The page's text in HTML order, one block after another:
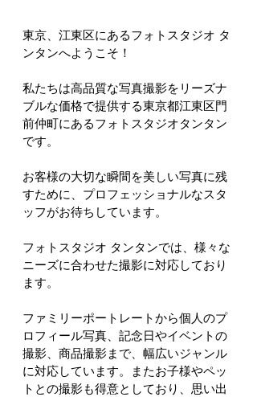
東京、江東区にあるフォトスタジオ タ
ンタンへようこそ！
私たちは高品質な写真撮影をリーズナ
ブルな価格で提供する東京都江東区門
前仲町にあるフォトスタジオタンタン
です。
お客様の大切な瞬間を美しい写真に残
すために、プロフェッショナルなスタ
ッフがお待ちしています。
フォトスタジオ タンタンでは、様々な
ニーズに合わせた撮影に対応しており
ます。
ファミリーポートレートから個人のプ
ロフィール写真、記念日やイベントの
撮影、商品撮影まで、幅広いジャンル
に対応しています。またお子様やペッ
トとの撮影も得意としており、思い出